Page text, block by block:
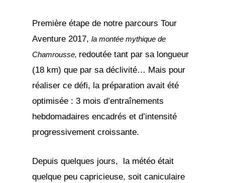
Première étape de notre parcours Tour
Aventure 2017, la montée mythique de
Chamrousse, redoutée tant par sa longueur
(18 km) que par sa déclivité… Mais pour
réaliser ce défi, la préparation avait été
optimisée : 3 mois d’entraînements
hebdomadaires encadrés et d’intensité
progressivement croissante.
Depuis quelques jours, la météo était
quelque peu capricieuse, soit caniculaire